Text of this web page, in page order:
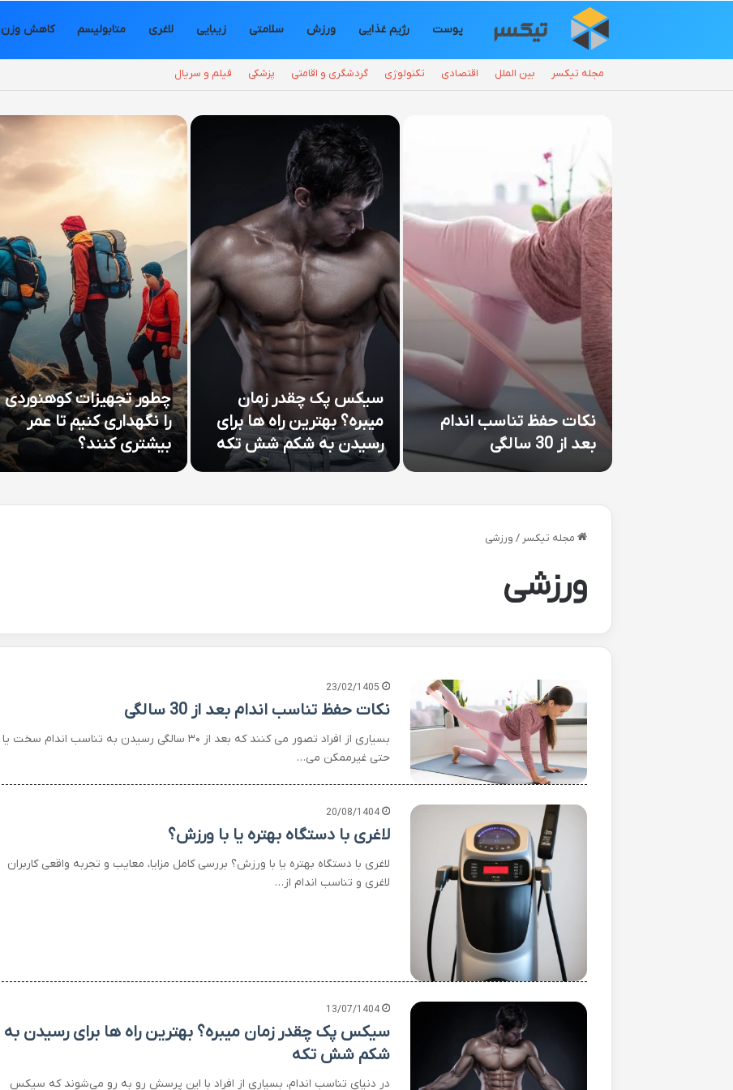
پوست رژیم غذایی ورزش سلامتی زیبایی لاغری متابولیسم کاهش وزن
مجله تیکسر بین الملل اقتصادی تکنولوژی گردشگری و اقامتی پزشکی فیلم و سریال
نکات حفظ تناسب اندام
بعد از 30 سالگی
سیکس پک چقدر زمان
میبره؟ بهترین راه ها برای
رسیدن به شکم شش تکه
چطور تجهیزات کوهنوردی
را نگهداری کنیم تا عمر
بیشتری کنند؟
مجله تیکسر / ورزشی
ورزشی
23/02/1405
نکات حفظ تناسب اندام بعد از 30 سالگی
بسیاری از افراد تصور می کنند که بعد از ۳۰ سالگی رسیدن به تناسب اندام سخت یا
حتی غیرممکن می…
20/08/1404
لاغری با دستگاه بهتره یا با ورزش؟
لاغری با دستگاه بهتره یا با ورزش؟ بررسی کامل مزایا، معایب و تجربه واقعی کاربران
لاغری و تناسب اندام از…
13/07/1404
سیکس پک چقدر زمان میبره؟ بهترین راه ها برای رسیدن به
شکم شش تکه
در دنیای تناسب اندام، بسیاری از افراد با این پرسش رو به‌ رو می‌شوند که سیکس